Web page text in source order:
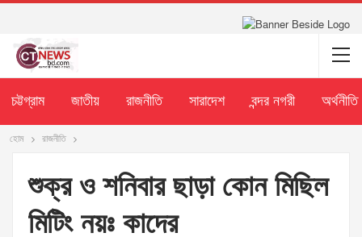
চট্টগ্রাম জাতীয় রাজনীতি সারাদেশ বন্দর নগরী অর্থনীতি
হোম রাজনীতি
শুক্র ও শনিবার ছাড়া কোন মিছিল
মিটিং নয়ঃ কাদের